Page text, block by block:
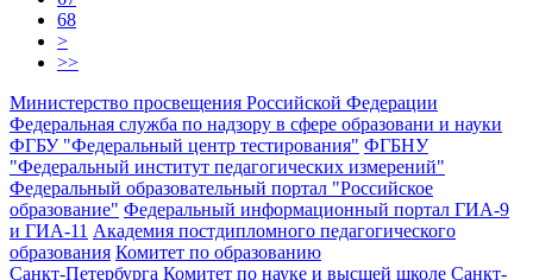
68
>
>>
Министерство просвещения Российской Федерации
Федеральная служба по надзору в сфере образовани и науки
ФГБУ "Федеральный центр тестирования" ФГБНУ
"Федеральный институт педагогических измерений"
Федеральный образовательный портал "Российское
образование" Федеральный информационный портал ГИА-9
и ГИА-11 Академия постдипломного педагогического
образования Комитет по образованию
Санкт-Петербурга Комитет по науке и высшей школе Санкт-